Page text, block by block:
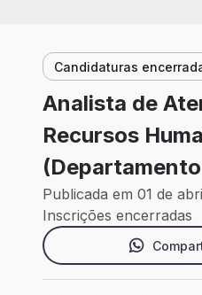
Candidaturas
Analista de
Recursos
Publicada em 01 de
Inscrições encerradas